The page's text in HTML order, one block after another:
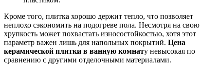
Кроме того, плитка хорошо держит тепло, что позволяет
неплохо сэкономить на подогреве пола. Несмотря на свою
хрупкость может похвастать износостойкостью, хотя этот
параметр важен лишь для напольных покрытий. Цена
керамической плитки в ванную комнату невысокая по
сравнению с другими отделочными материалами.